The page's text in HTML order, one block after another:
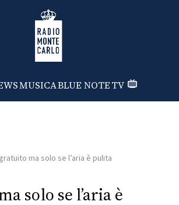
Radio Monte Carlo
MUSICABLUE NOTETV
ma solo se l’aria è pulita
solo se l’aria è